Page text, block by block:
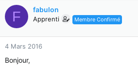
u
r
d
u
s
u
e
d
b
F fabulon
Apprenti Membre Confirmé
4 Mars 2016
Bonjour,